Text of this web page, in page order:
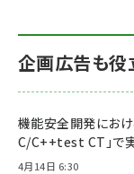
企画広告も役
機能安全開発にお
C/C++test CT」で
4月14日 6:30